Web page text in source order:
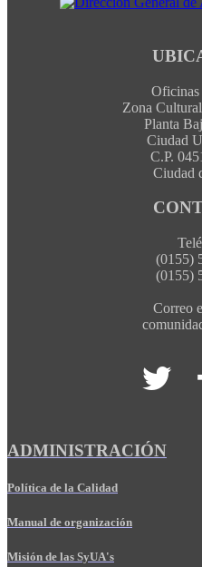
Oficinas
Zona
Planta
Ciudad
C.P.
Ciudad
(0155)
(0155)
Correo
ADMINISTRACIÓN
Política de la Calidad
Manual de organización
Misión de las SyUA's